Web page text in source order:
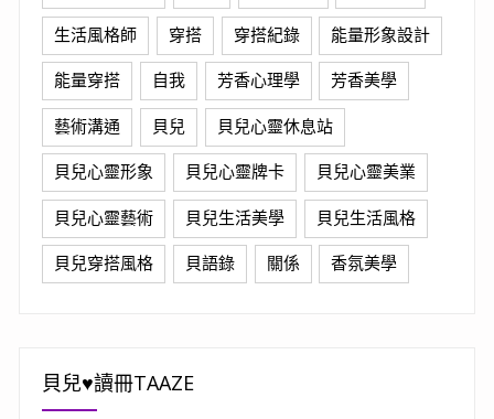
生活風格師 穿搭 穿搭紀錄 能量形象設計
能量穿搭 自我 芳香心理學 芳香美學
藝術溝通 貝兒 貝兒心靈休息站
貝兒心靈形象 貝兒心靈牌卡 貝兒心靈美業
貝兒心靈藝術 貝兒生活美學 貝兒生活風格
貝兒穿搭風格 貝語錄 關係 香氛美學
貝兒♥讀冊TAAZE